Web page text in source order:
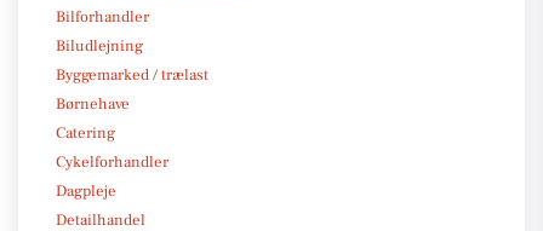
Bilforhandler
Biludlejning
Byggemarked / trælast
Børnehave
Catering
Cykelforhandler
Dagpleje
Detailhandel